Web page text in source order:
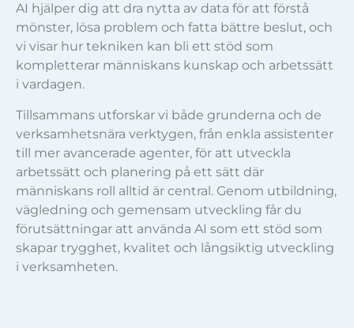
AI hjälper dig att dra nytta av data för att förstå
mönster, lösa problem och fatta bättre beslut, och
vi visar hur tekniken kan bli ett stöd som
kompletterar människans kunskap och arbetssätt
i vardagen.
Tillsammans utforskar vi både grunderna och de
verksamhetsnära verktygen, från enkla assistenter
till mer avancerade agenter, för att utveckla
arbetssätt och planering på ett sätt där
människans roll alltid är central. Genom utbildning,
vägledning och gemensam utveckling får du
förutsättningar att använda AI som ett stöd som
skapar trygghet, kvalitet och långsiktig utveckling
i verksamheten.